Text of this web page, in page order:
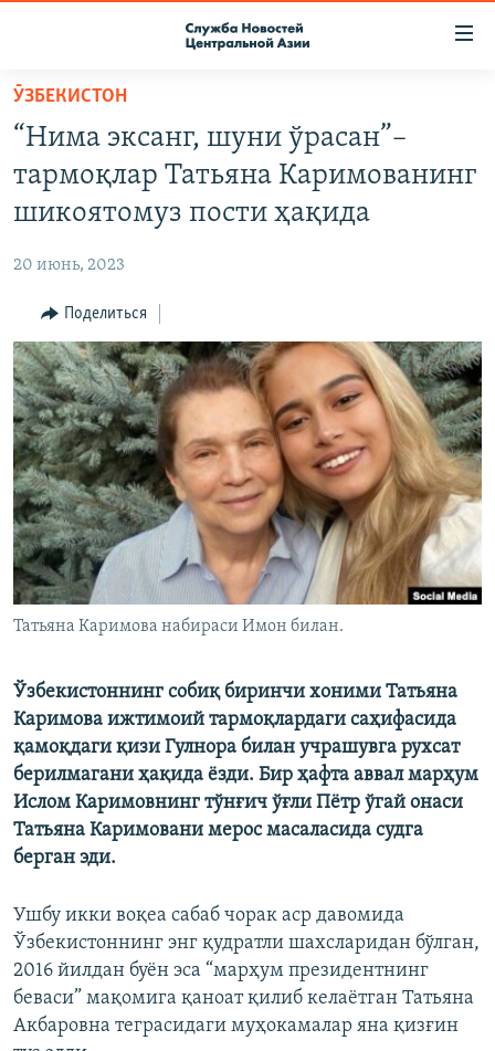
Вернуться
основному
содержанию
Вернутся
главной
Вернутся
поиску
О ПРОЕКТЕ
КОНТАКТЫ
НАСТОЯЩЕЕ ВРЕМЯ
МИГРАНТ МЕДИА
ӮЗБЕКИСТОН
“Нима эксанг, шуни ўрасан”–
тармоқлар Татьяна Каримованинг
шикоятомуз пости ҳақида
20 июнь, 2023
Поделиться
Татьяна Каримова набираси Имон билан.
Ўзбекистоннинг собиқ биринчи хоними Татьяна
Каримова ижтимоий тармоқлардаги саҳифасида
қамоқдаги қизи Гулнора билан учрашувга рухсат
берилмагани ҳақида ёзди. Бир ҳафта аввал марҳум
Ислом Каримовнинг тўнғич ўғли Пётр ўгай онаси
Татьяна Каримовани мерос масаласида судга
берган эди.
Ушбу икки воқеа сабаб чорак аср давомида
Ўзбекистоннинг энг қудратли шахсларидан бўлган,
2016 йилдан буён эса “марҳум президентнинг
беваси” мақомига қаноат қилиб келаётган Татьяна
Акбаровна теграсидаги муҳокамалар яна қизғин